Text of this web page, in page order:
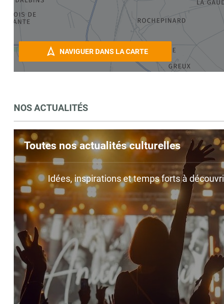
NAVIGUER DANS LA CARTE
NOS ACTUALITÉS
Toutes nos actualités culturelles
Idées, inspirations et temps forts à